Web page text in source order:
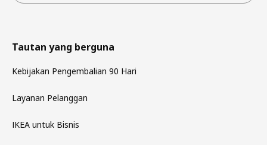
Tautan yang berguna
Kebijakan Pengembalian 90 Hari
Layanan Pelanggan
IKEA untuk Bisnis